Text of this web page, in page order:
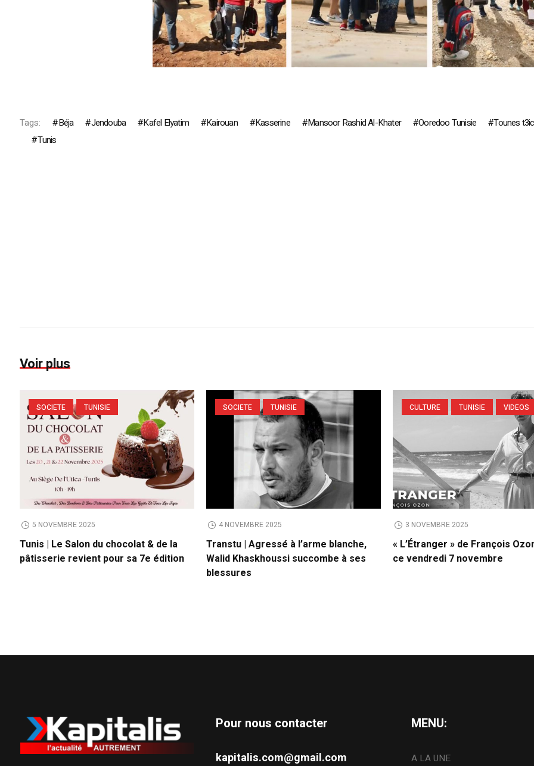
Tags: Béja Jendouba Kafel Elyatim Kairouan Kasserine Mansoor Rashid Al-Khater Ooredoo Tunisie
Tounes
Tunis
Voir plus
SOCIETE TUNISIE
5 NOVEMBRE 2025
Tunis | Le Salon du chocolat & de la
pâtisserie revient pour sa 7e édition
SOCIETE TUNISIE
4 NOVEMBRE 2025
Transtu | Agressé à l’arme blanche,
Walid Khaskhoussi succombe à ses
blessures
CULTURE TUNISIE VIDEOS
3 NOVEMBRE 2025
« L’Étranger » de François
ce vendredi 7 novembre
Pour nous contacter
kapitalis.com@gmail.com
MENU:
A LA UNE